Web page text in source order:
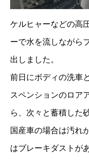
ケルヒャーなどの高
ーで水を流しながら
出しました。
前日にボディの洗車
スペンションのロア
ら、次々と蓄積した
国産車の場合は汚れ
はブレーキダストが